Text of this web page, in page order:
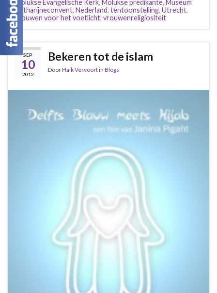
Molukse Evangelische Kerk, Molukse predikante, Museum
Catharijneconvent, Nederland, tentoonstelling, Utrecht,
vrouwen voor het voetlicht, vrouwenreligiositeit
SEP
10
2012
Bekeren tot de islam
DoorHaik Vervoortin Blogs